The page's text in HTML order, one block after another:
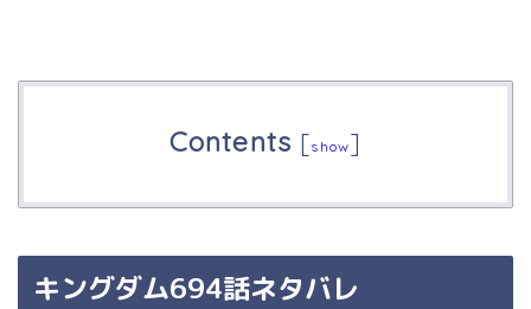
Contents [show]
キングダム694話ネタバレ